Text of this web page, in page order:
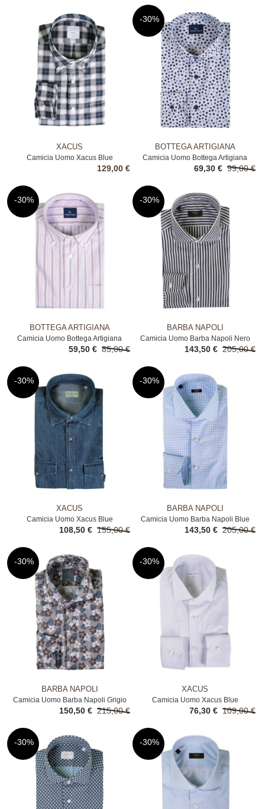
XACUS
Camicia Uomo Xacus Blue
129,00 €
-30%
BOTTEGA ARTIGIANA
Camicia Uomo Bottega Artigiana
Bianco
99,00 €
69,30 €
-30%
BOTTEGA ARTIGIANA
Camicia Uomo Bottega Artigiana
Bianco
85,00 €
59,50 €
-30%
BARBA NAPOLI
Camicia Uomo Barba Napoli Nero
205,00 €
143,50 €
-30%
XACUS
Camicia Uomo Xacus Blue
155,00 €
108,50 €
-30%
BARBA NAPOLI
Camicia Uomo Barba Napoli Blue
205,00 €
143,50 €
-30%
BARBA NAPOLI
Camicia Uomo Barba Napoli Grigio
215,00 €
150,50 €
-30%
XACUS
Camicia Uomo Xacus Blue
109,00 €
76,30 €
-30% -30%